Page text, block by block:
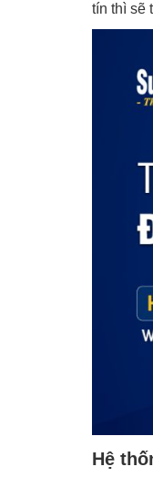
tín thì sẽ
Hệ